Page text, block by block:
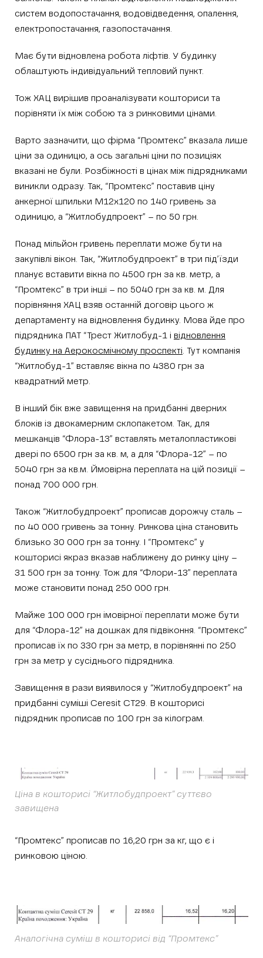
систем водопостачання, водовідведення, опалення,
електропостачання, газопостачання.
Має бути відновлена робота ліфтів. У будинку
облаштують індивідуальний тепловий пункт.
Тож ХАЦ вирішив проаналізувати кошториси та
порівняти їх між собою та з ринковими цінами.
Варто зазначити, що фірма “Промтекс” вказала лише
ціни за одиницю, а ось загальні ціни по позиціях
вказані не були. Розбіжності в цінах між підрядниками
виникли одразу. Так, “Промтекс” поставив ціну
анкерної шпильки М12х120 по 140 гривень за
одиницю, а “Житлобудпроект” – по 50 грн.
Понад мільйон гривень переплати може бути на
закупівлі вікон. Так, “Житлобудпроект” в три під’їзди
планує вставити вікна по 4500 грн за кв. метр, а
“Промтекс” в три інші – по 5040 грн за кв. м. Для
порівняння ХАЦ взяв останній договір цього ж
департаменту на відновлення будинку. Мова йде про
підрядника ПАТ “Трест Житлобуд-1 і відновлення
будинку на Аерокосмічному проспекті. Тут компанія
“Житлобуд-1” вставляє вікна по 4380 грн за
квадратний метр.
В інший бік вже завищення на придбанні дверних
блоків із двокамерним склопакетом. Так, для
мешканців “Флора-13” вставлять металопластикові
двері по 6500 грн за кв. м, а для “Флора-12” – по
5040 грн за кв.м. Ймовірна переплата на цій позиції –
понад 700 000 грн.
Також “Житлобудпроект” прописав дорожчу сталь –
по 40 000 гривень за тонну. Ринкова ціна становить
близько 30 000 грн за тонну. І “Промтекс” у
кошторисі якраз вказав наближену до ринку ціну –
31 500 грн за тонну. Тож для “Флори-13” переплата
може становити понад 250 000 грн.
Майже 100 000 грн імовірної переплати може бути
для “Флора-12” на дошках для підвіконня. “Промтекс”
прописав їх по 330 грн за метр, в порівнянні по 250
грн за метр у сусіднього підрядника.
Завищення в рази виявилося у “Житлобудпроект” на
придбанні суміші Ceresit CT29. В кошторисі
підрядник прописав по 100 грн за кілограм.
Ціна в кошторисі “Житлобудпроект” суттєво
завищена
“Промтекс” прописав по 16,20 грн за кг, що є і
ринковою ціною.
Аналогічна суміш в кошторисі від “Промтекс”